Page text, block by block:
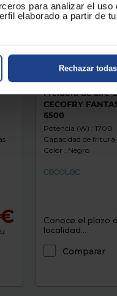
para analizar el
elaborado a partir de
Rechazar todas
Freidora de aire
CECOFRY
6500
Potencia (W) : 1700
Capacidad de fritura
Color : Negro
Conoce el plazo
localidad...
Comparar